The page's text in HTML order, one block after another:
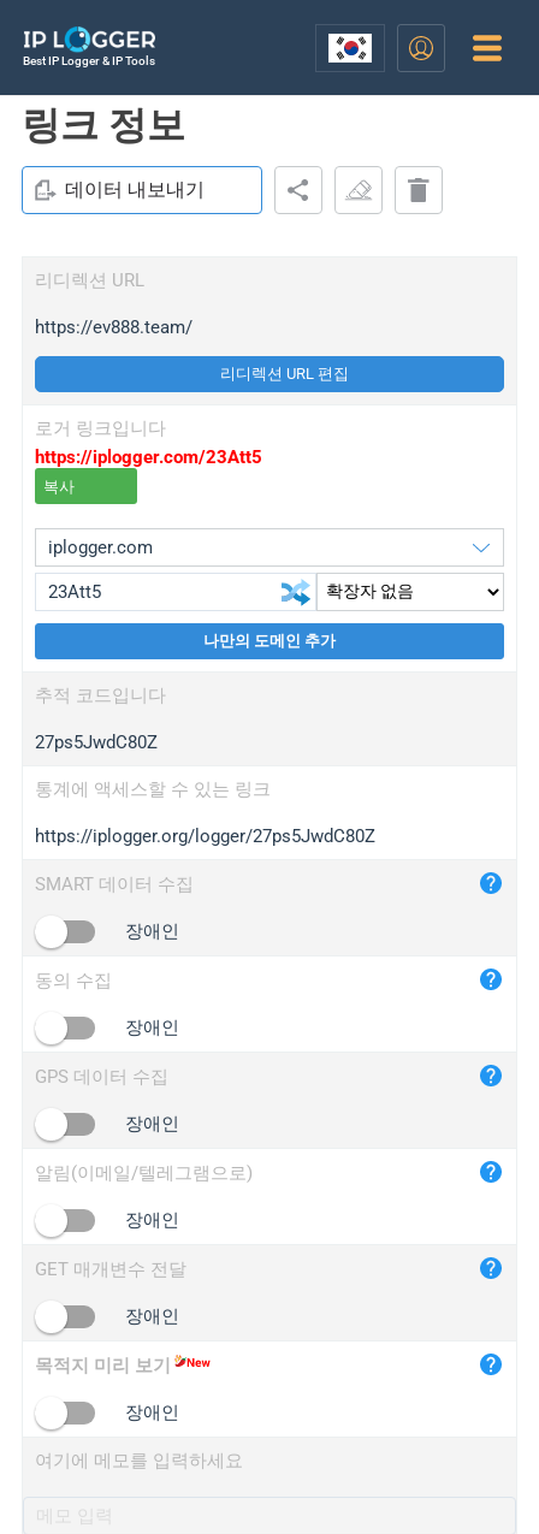
Best IP Logger & IP Tools
링크 정보
데이터 내보내기
리디렉션 URL
https://ev888.team/
리디렉션 URL 편집
로거 링크입니다
https://iplogger.com/23Att5
복사
wl.gl
ed.tc
bc.ax
iplogger.com
maper.info
2no.co
yip.su
iplogger.info
iplogger.cn
나만의 도메인 추가
추적 코드입니다
27ps5JwdC80Z
통계에 액세스할 수 있는 링크
https://iplogger.org/logger/27ps5JwdC80Z
SMART 데이터 수집
장애인
동의 수집
장애인
GPS 데이터 수집
장애인
알림(이메일/텔레그램으로)
장애인
GET 매개변수 전달
장애인
목적지 미리 보기
장애인
여기에 메모를 입력하세요